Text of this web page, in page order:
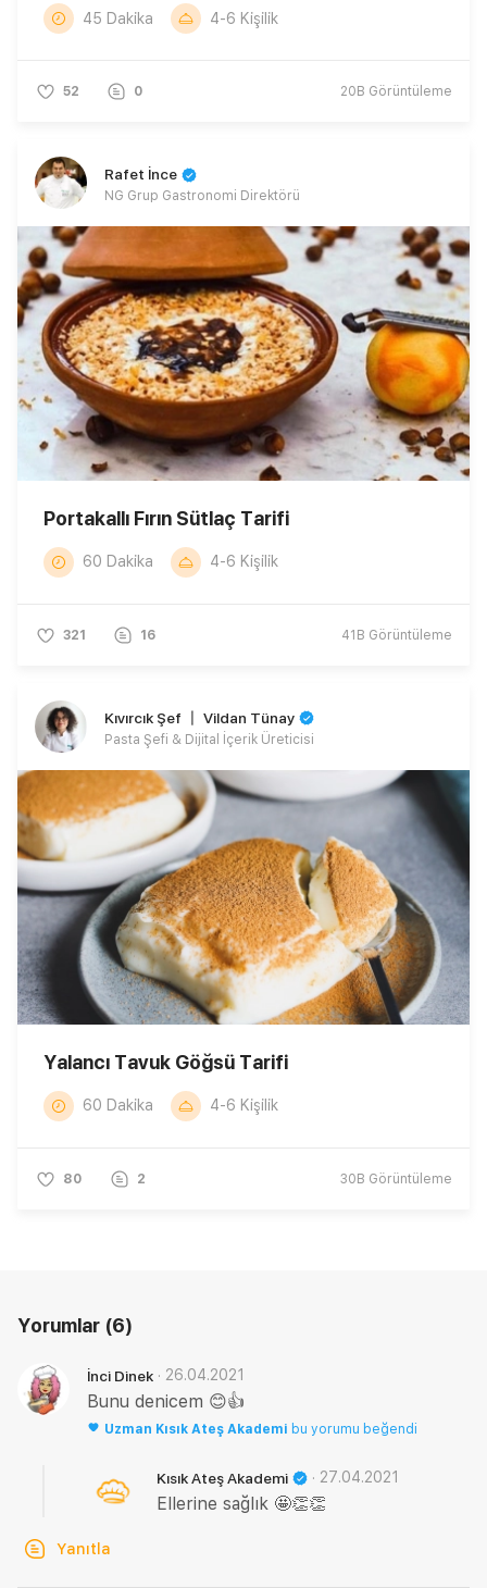
45 Dakika 4-6 Kişilik
52 0 20B Görüntüleme
Rafet İnce
NG Grup Gastronomi Direktörü
Portakallı Fırın Sütlaç Tarifi
60 Dakika 4-6 Kişilik
321 16 41B Görüntüleme
Kıvırcık Şef 〡 Vildan Tünay
Pasta Şefi & Dijital İçerik Üreticisi
Yalancı Tavuk Göğsü Tarifi
60 Dakika 4-6 Kişilik
80 2 30B Görüntüleme
Yorumlar (6)
İnci Dinek · 26.04.2021
Bunu denicem 😊👍
Uzman Kısık Ateş Akademi bu yorumu beğendi
Kısık Ateş Akademi · 27.04.2021
Ellerine sağlık 🤩👏👏
Yanıtla